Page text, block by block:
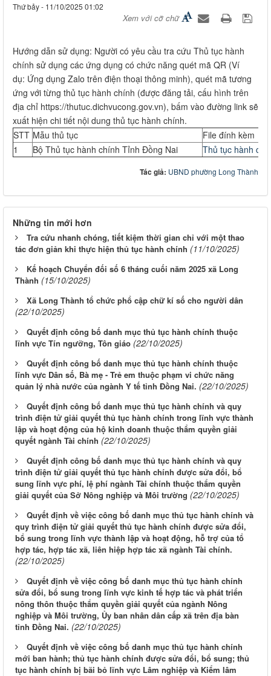
Thứ bảy - 11/10/2025 01:02
Xem với cỡ chữ
Hướng dẫn sử dụng: Người có yêu cầu tra cứu Thủ tục hành
chính sử dụng các ứng dụng có chức năng quét mã QR (Ví
dụ: Ứng dụng Zalo trên điện thoại thông minh), quét mã tương
ứng với từng thủ tục hành chính (được đăng tải, cấu hình trên
địa chỉ https://thutuc.dichvucong.gov.vn), bấm vào đường link sẽ
xuất hiện chi tiết nội dung thủ tục hành chính.
STT Mẫu thủ tục
File đính kèm
1
Bộ Thủ tục hành chính Tỉnh Đồng Nai Thủ tục hành
Tác giả: UBND phường Long Thành
Những tin mới hơn
Tra cứu nhanh chóng, tiết kiệm thời gian chỉ với một thao
tác đơn giản khi thực hiện thủ tục hành chính (11/10/2025)
Kế hoạch Chuyển đối số 6 tháng cuối năm 2025 xã Long
Thành (15/10/2025)
Xã Long Thành tổ chức phổ cập chữ kí số cho người dân
(22/10/2025)
Quyết định công bố danh mục thủ tục hành chính thuộc
lĩnh vực Tín ngưỡng, Tôn giáo (22/10/2025)
Quyết định công bố danh mục thủ tục hành chính thuộc
lĩnh vực Dân số, Bà mẹ - Trẻ em thuộc phạm vi chức năng
quản lý nhà nước của ngành Y tế tỉnh Đồng Nai. (22/10/2025)
Quyết định công bố danh mục thủ tục hành chính và quy
trình điện tử giải quyết thủ tục hành chính trong lĩnh vực thành
lập và hoạt động của hộ kinh doanh thuộc thẩm quyền giải
quyết ngành Tài chính (22/10/2025)
Quyết định công bố danh mục thủ tục hành chính và quy
trình điện tử giải quyết thủ tục hành chính được sửa đổi, bổ
sung lĩnh vực phí, lệ phí ngành Tài chính thuộc thẩm quyền
giải quyết của Sở Nông nghiệp và Môi trường (22/10/2025)
Quyết định về việc công bố danh mục thủ tục hành chính và
quy trình điện tử giải quyết thủ tục hành chính được sửa đổi,
bổ sung trong lĩnh vực thành lập và hoạt động, hỗ trợ của tổ
hợp tác, hợp tác xã, liên hiệp hợp tác xã ngành Tài chính.
(22/10/2025)
Quyết định về việc công bố danh mục thủ tục hành chính
sửa đổi, bổ sung trong lĩnh vực kinh tế hợp tác và phát triển
nông thôn thuộc thẩm quyền giải quyết của ngành Nông
nghiệp và Môi trường, Ủy ban nhân dân cấp xã trên địa bàn
tỉnh Đồng Nai. (22/10/2025)
Quyết định về việc công bố danh mục thủ tục hành chính
mới ban hành; thủ tục hành chính được sửa đổi, bổ sung; thủ
tục hành chính bị bãi bỏ lĩnh vực Lâm nghiệp và Kiểm lâm